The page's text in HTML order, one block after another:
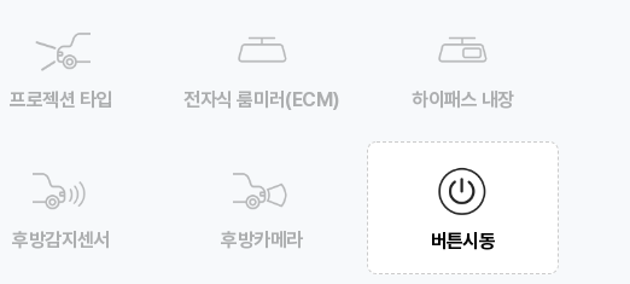
프로젝션 타입 전자식 룸미러(ECM) 하이패스 내장
후방감지센서 후방카메라 버튼시동